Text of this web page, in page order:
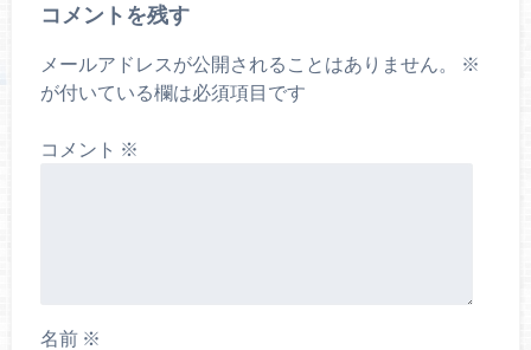
コメントを残す
メールアドレスが公開されることはありません。
※
が付いている欄は必須項目です
コメント ※
名前 ※